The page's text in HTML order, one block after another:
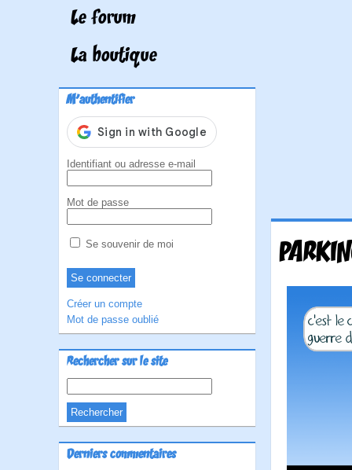
Le forum
La boutique
M'authentifier
Identifiant ou adresse e-mail
Mot de passe
Se souvenir de moi
Créer un compte
Mot de passe oublié
Rechercher sur le site
Derniers commentaires